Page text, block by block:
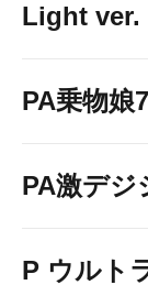
Light ver.
PA乗物娘
PA激デジ
P ウルト